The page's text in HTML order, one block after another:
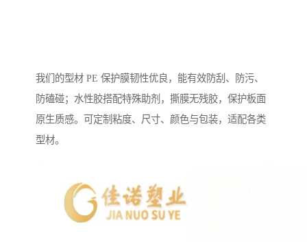
我们的型材 PE 保护膜韧性优良，能有效防刮、防污、
防磕碰；水性胶搭配特殊助剂，撕膜无残胶，保护板面
原生质感。可定制粘度、尺寸、颜色与包装，适配各类
型材。